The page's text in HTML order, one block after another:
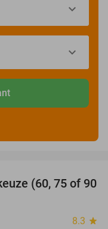
35%
(60, 75 of 90
8.3 star